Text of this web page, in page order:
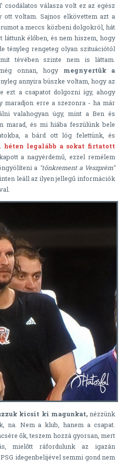
csodálatos válasza volt ez az egész
voltam. Sajnos elkövettem azt a
a meccs közbeni dolgokról, hát
láttunk élőben, és nem hiszem, hogy
tényleg rengeteg olyan szituációtól
tévében szinte nem is láttam.
onnan, hogymegnyertük a
annyira büszke voltam, hogy az
ezt a csapatot dolgozni így, ahogy
maradjon erre a szezonra - ha már
valahogyan úgy, mint a Ben és
marad, és mi hiába feszülünk bele
a bárd ott lóg felettünk, és
héten legalább a sokat firtatott
a nagyérdemű, ezzel remélem
a "tönkrement a Veszprém"
leáll az ilyen jellegű információk
kicsit ki magunkat,nézzünk
na. Nem a klub, hanem a csapat.
ők, teszem hozzá gyorsan, mert
mielőtt ráfordulunk az igazán
idegenbelijével semmi gond nem